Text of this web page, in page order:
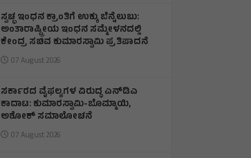
ಸ್ವಚ್ಛ ಇಂಧನ ಕ್ರಾಂತಿಗೆ ಉಕ್ಕು ಬೆನ್ನೆಲುಬು:
ಅಂತಾರಾಷ್ಟ್ರೀಯ ಇಂಧನ ಸಮ್ಮೇಳನದಲ್ಲಿ
ಕೇಂದ್ರ ಸಚಿವ ಕುಮಾರಸ್ವಾಮಿ ಪ್ರತಿಪಾದನೆ
07 August 2026
ಸರ್ಕಾರದ ವೈಫಲ್ಯಗಳ ವಿರುದ್ಧ ಎನ್‌ಡಿಎ
ಕಾದಾಟ: ಕುಮಾರಸ್ವಾಮಿ-ಬೊಮ್ಮಾಯಿ,
ಅಶೋಕ್ ಸಮಾಲೋಚನೆ
07 August 2026